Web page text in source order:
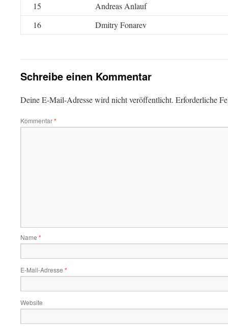
15
Andreas Anlauf
16
Dmitry Fonarev
Schreibe einen Kommentar
Deine E-Mail-Adresse wird nicht veröffentlicht. Erforderliche
Kommentar*
Name *
E-Mail-Adresse *
Website